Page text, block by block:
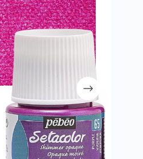
στοπολιτική απορρήτου